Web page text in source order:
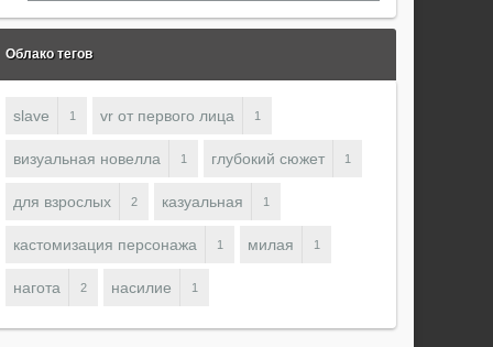
Облако тегов
slave 1 vr от первого лица 1
визуальная новелла 1 глубокий сюжет 1
для взрослых 2 казуальная 1
кастомизация персонажа 1 милая 1
нагота 2 насилие 1